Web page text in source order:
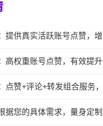
提供真实活跃账号点赞，
高权重账号点赞，有效提
点赞+评论+转发组合服务
据您的具体需求，量身定